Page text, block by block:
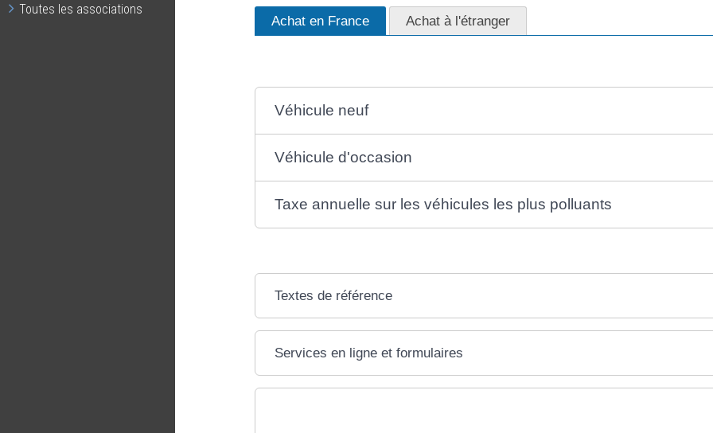
Toutes les associations
Achat en France Achat à l'étranger
Véhicule neuf
Véhicule d'occasion
Taxe annuelle sur les véhicules les plus polluants
Textes de référence
Services en ligne et formulaires